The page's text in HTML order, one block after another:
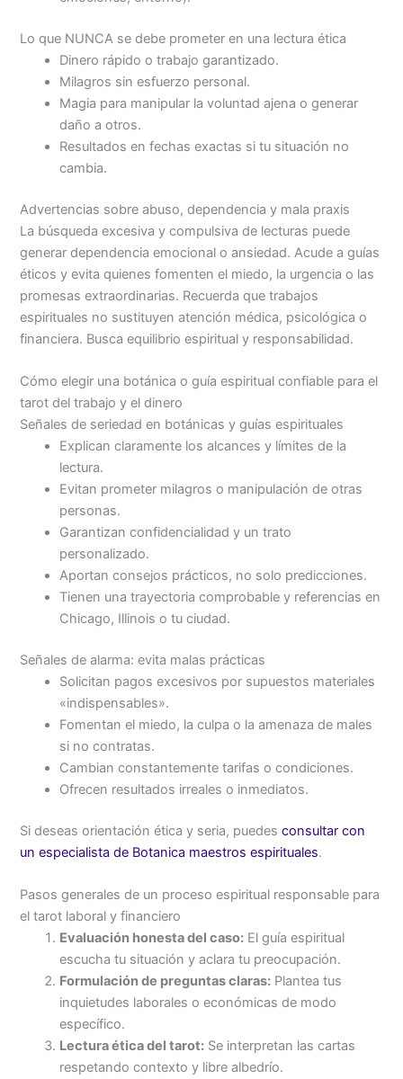
Lo que NUNCA se debe prometer en una lectura ética
Dinero rápido o trabajo garantizado.
Milagros sin esfuerzo personal.
Magia para manipular la voluntad ajena o generar
daño a otros.
Resultados en fechas exactas si tu situación no
cambia.
Advertencias sobre abuso, dependencia y mala praxis
La búsqueda excesiva y compulsiva de lecturas puede
generar dependencia emocional o ansiedad. Acude a guías
éticos y evita quienes fomenten el miedo, la urgencia o las
promesas extraordinarias. Recuerda que trabajos
espirituales no sustituyen atención médica, psicológica o
financiera. Busca equilibrio espiritual y responsabilidad.
Cómo elegir una botánica o guía espiritual confiable para el
tarot del trabajo y el dinero
Señales de seriedad en botánicas y guías espirituales
Explican claramente los alcances y límites de la
lectura.
Evitan prometer milagros o manipulación de otras
personas.
Garantizan confidencialidad y un trato
personalizado.
Aportan consejos prácticos, no solo predicciones.
Tienen una trayectoria comprobable y referencias en
Chicago, Illinois o tu ciudad.
Señales de alarma: evita malas prácticas
Solicitan pagos excesivos por supuestos materiales
«indispensables».
Fomentan el miedo, la culpa o la amenaza de males
si no contratas.
Cambian constantemente tarifas o condiciones.
Ofrecen resultados irreales o inmediatos.
Si deseas orientación ética y seria, puedesconsultar con
un especialista de Botanica maestros espirituales.
Pasos generales de un proceso espiritual responsable para
el tarot laboral y financiero
Evaluación honesta del caso: El guía espiritual
escucha tu situación y aclara tu preocupación.
Formulación de preguntas claras: Plantea tus
inquietudes laborales o económicas de modo
específico.
Lectura ética del tarot: Se interpretan las cartas
respetando contexto y libre albedrío.